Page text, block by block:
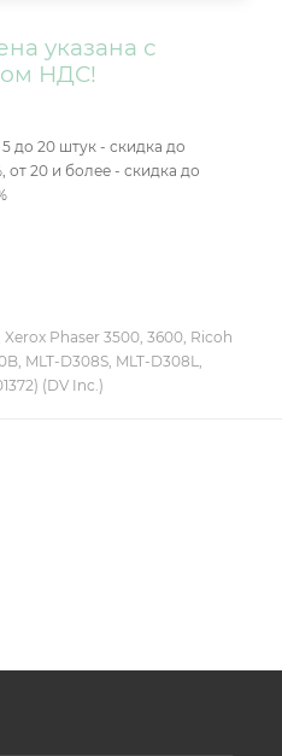
указана с
НДС!
5 до 20 штук - скидка до
от 20 и более - скидка до
Phaser 3500, 3600, Ricoh
MLT-D308S, MLT-D308L,
(DV Inc.)